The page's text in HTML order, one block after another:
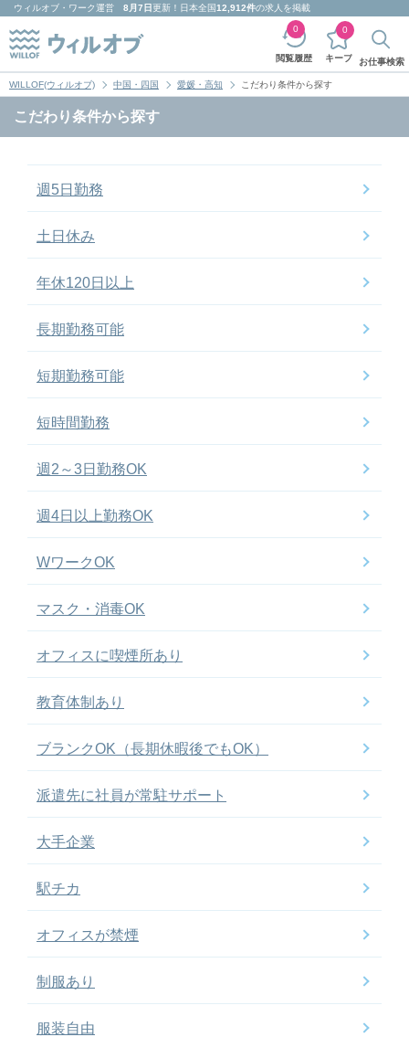
ウィルオブ・ワーク運営 8月7日更新！日本全国12,912件の求人を掲載
閲覧履歴
0
キープ
0
お仕事検索
WILLOF(ウィルオブ) 中国・四国 愛媛・高知 こだわり条件から探す
こだわり条件から探す
週5日勤務
土日休み
年休120日以上
長期勤務可能
短期勤務可能
短時間勤務
週2～3日勤務OK
週4日以上勤務OK
WワークOK
マスク・消毒OK
オフィスに喫煙所あり
教育体制あり
ブランクOK（長期休暇後でもOK）
派遣先に社員が常駐サポート
大手企業
駅チカ
オフィスが禁煙
制服あり
服装自由